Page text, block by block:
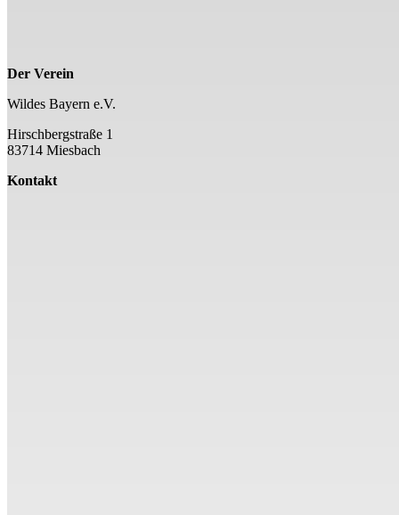
Der Verein
Wildes Bayern e.V.
Hirschbergstraße 1
83714 Miesbach
Kontakt